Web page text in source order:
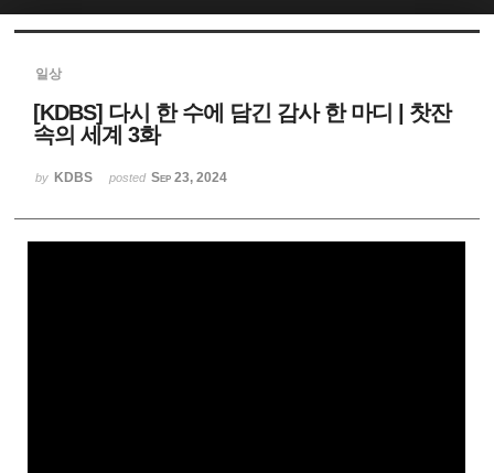
일상
[KDBS] 다시 한 수에 담긴 감사 한 마디 | 찻잔
속의 세계 3화
by KDBS posted Sep 23, 2024
Sketchbook5, 스케치북5
Sketchbook5, 스케치북5